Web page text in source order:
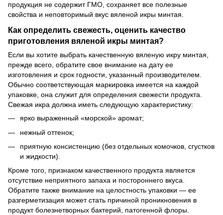
продукция не содержит ГМО, сохраняет все полезные
свойства и неповторимый вкус вяленой икры минтая.
Как определить свежесть, оценить качество
приготовления вяленой икры минтая?
Если вы хотите выбрать качественную вяленую икру минтая,
прежде всего, обратите свое внимание на дату ее
изготовления и срок годности, указанный производителем.
Обычно соответствующая маркировка имеется на каждой
упаковке, она служит для определения свежести продукта.
Свежая икра должна иметь следующую характеристику:
ярко выраженный «морской» аромат;
нежный оттенок;
приятную консистенцию (без отдельных комочков, сгустков
и жидкости).
Кроме того, признаком качественного продукта является
отсутствие неприятного запаха и постороннего вкуса.
Обратите также внимание на целостность упаковки — ее
разгерметизация может стать причиной проникновения в
продукт болезнетворных бактерий, патогенной флоры.